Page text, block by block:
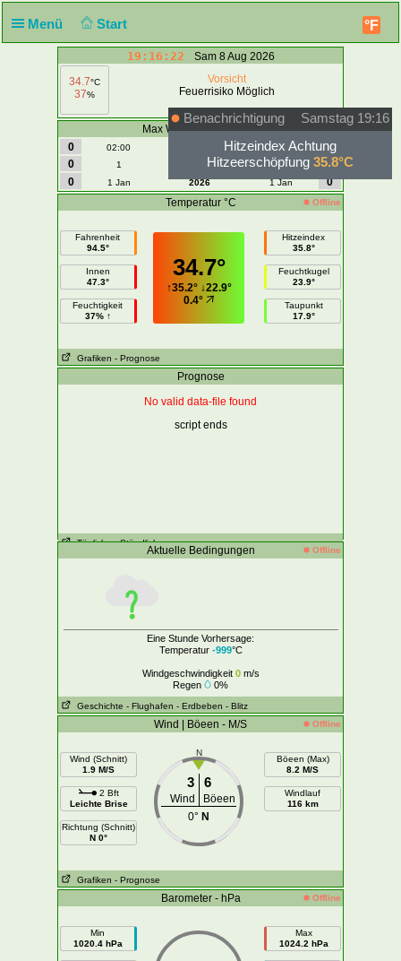
Menü Start °F
19:16:22
Sam 8 Aug 2026
34.7°C
37%
Vorsicht
Feuerrisiko Möglich
Max Wind | Böeen - M/S
0
02:00 02:00
0
0
1 August 1
0
0
1 Jan 2026 1 Jan
0
Temperatur °C
Offline
Fahrenheit
94.5°
Innen
47.3°
Feuchtigkeit
37% ↑
34.7°
↑35.2°↓22.9°
0.4°
Hitzeindex
35.8°
Feuchtkugel
23.9°
Taupunkt
17.9°
Grafiken - Prognose
Prognose
No valid data-file found
script ends
Tägliche - Stündlich
Aktuelle Bedingungen Offline
Eine Stunde Vorhersage:
Temperatur -999°C
Windgeschwindigkeit 0m/s
Regen
0%
Geschichte - Flughafen - Erdbeben - Blitz
Wind | Böeen - M/S Offline
Wind (Schnitt)
1.9 M/S
2 Bft
Leichte Brise
Richtung (Schnitt)
N 0°
N
3 6
Wind
Böeen
0° N
Böeen (Max)
8.2 M/S
Windlauf
116 km
Grafiken - Prognose
Barometer - hPa Offline
Min
1020.4 hPa
Max
1024.2 hPa
Benachrichtigung
Samstag 19:16
Hitzeindex Achtung
Hitzeerschöpfung 35.8°C